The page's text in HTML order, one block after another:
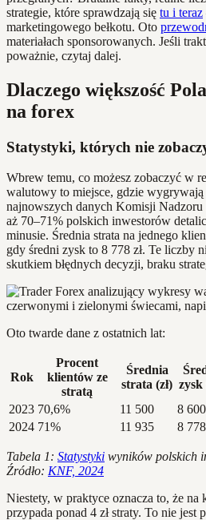
strategie, które sprawdzają się tu i teraz
marketingowego bełkotu. Oto
materiałach sponsorowanych. Jeśli
poważnie, czytaj dalej.
Dlaczego większość
na forex
Statystyki, których nie
Wbrew temu, co możesz zobaczyć w
walutowy to miejsce, gdzie wygrywają
najnowszych danych Komisji
aż 70–71% polskich inwestorów
minusie. Średnia strata na jednego
gdy średni zysk to 8 778 zł. Te liczby
skutkiem błędnych decyzji, braku
Oto twarde dane z ostatnich lat:
Rok
Procent
klientów ze
stratą
Średnia
strata (zł) zysk
2023 70,6% 11 500 8 600
2024 71% 11 935 8 778
Tabela 1: Statystyki wyników polskich
Źródło: KNF, 2024
Niestety, w praktyce oznacza to, że na
przypada ponad 4 zł straty. To nie jest